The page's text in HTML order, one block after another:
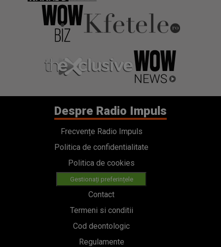
Despre Radio Impuls
Frecvențe Radio Impuls
Politica de confidentialitate
Politica de cookies
Gestionați preferințele
Contact
Termeni si conditii
Cod deontologic
Regulamente